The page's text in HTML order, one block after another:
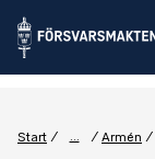
Start ... Armén